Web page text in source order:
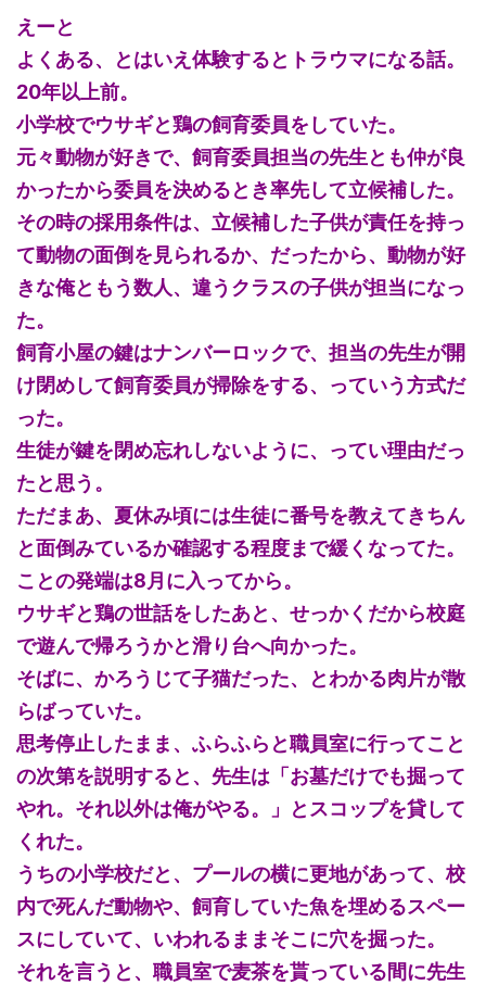
えーと
よくある、とはいえ体験するとトラウマになる話。
20年以上前。
小学校でウサギと鶏の飼育委員をしていた。
元々動物が好きで、飼育委員担当の先生とも仲が良
かったから委員を決めるとき率先して立候補した。
その時の採用条件は、立候補した子供が責任を持っ
て動物の面倒を見られるか、だったから、動物が好
きな俺ともう数人、違うクラスの子供が担当になっ
た。
飼育小屋の鍵はナンバーロックで、担当の先生が開
け閉めして飼育委員が掃除をする、っていう方式だ
った。
生徒が鍵を閉め忘れしないように、ってい理由だっ
たと思う。
ただまあ、夏休み頃には生徒に番号を教えてきちん
と面倒みているか確認する程度まで緩くなってた。
ことの発端は8月に入ってから。
ウサギと鶏の世話をしたあと、せっかくだから校庭
で遊んで帰ろうかと滑り台へ向かった。
そばに、かろうじて子猫だった、とわかる肉片が散
らばっていた。
思考停止したまま、ふらふらと職員室に行ってこと
の次第を説明すると、先生は「お墓だけでも掘って
やれ。それ以外は俺がやる。」とスコップを貸して
くれた。
うちの小学校だと、プールの横に更地があって、校
内で死んだ動物や、飼育していた魚を埋めるスペー
スにしていて、いわれるままそこに穴を掘った。
それを言うと、職員室で麦茶を貰っている間に先生